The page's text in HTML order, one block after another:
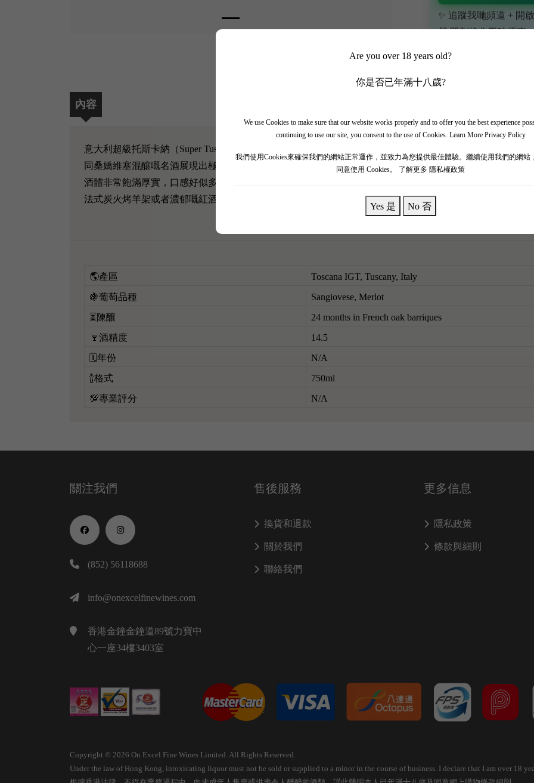
Are you over 18 years old?
你是否已年滿十八歲?
We use Cookies to make sure that our website works properly and to offer you the best experience
continuing to use our site, you consent to the use of Cookies. Learn More Privacy Policy
我們使用Cookies來確保我們的網站正常運作，並致力為您提供最佳體驗。繼續使用我們的網站
同意使用 Cookies。 了解更多 隱私權政策
Yes 是 No 否
✨ 追蹤我哋頻道 + 開
🎁 即刻接收限時優惠
內容
意大利超級托斯卡納（Super Tuscan）嘅傳奇神作——Luce della Vite（麓鵲）2017 豐滿大年份！ 2017 係一
同桑嬌維塞混釀嘅名酒展現出極致奢華感。 一開樽，極度濃郁嘅黑櫻桃、黑布冧、紫羅蘭花香，伴隨住高
酒體非常飽滿厚實，口感好似多層次嘅絲絨，單寧海量但已經完美柔化，入口極具爆發力同純淨度。 強烈
法式炭火烤羊架或者濃郁嘅紅酒燉肉，霸氣盡現！
🌎產區 Toscana IGT, Tuscany, Italy
🍇葡萄品種 Sangiovese, Merlot
⏳陳釀 24 months in French oak barriques
🍷酒精度 14.5
🗓️年份 N/A
🍾格式 750ml
💯專業評分 N/A
關注我們
(852) 56118688
info@onexcelfinewines.com
香港金鐘金鐘道89號力寶中
心一座34樓3403室
售後服務
換貨和退款
關於我們
聯絡我們
更多信息
隱私政策
條款與細則
Copyright © 2026 On Excel Fine Wines Limited. All Rights Reserved.
Under the law of Hong Kong, intoxicating liquor must not be sold or supplied to a minor in the course of business. I declare that I am over 18